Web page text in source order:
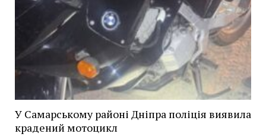
У Самарському районі Дніпра поліція виявила
крадений мотоцикл